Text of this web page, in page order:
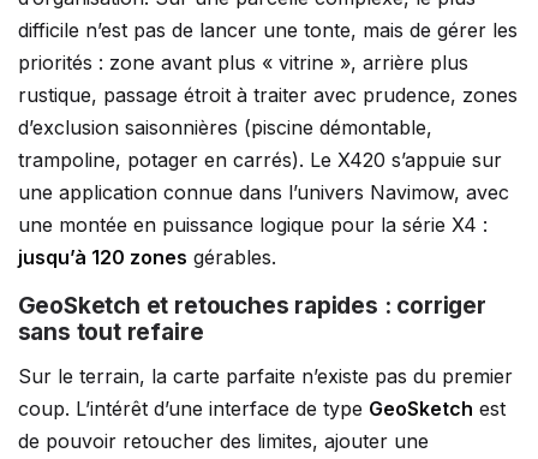
difficile n’est pas de lancer une tonte, mais de gérer les
priorités : zone avant plus « vitrine », arrière plus
rustique, passage étroit à traiter avec prudence, zones
d’exclusion saisonnières (piscine démontable,
trampoline, potager en carrés). Le X420 s’appuie sur
une application connue dans l’univers Navimow, avec
une montée en puissance logique pour la série X4 :
jusqu’à 120 zones gérables.
GeoSketch et retouches rapides : corriger
sans tout refaire
Sur le terrain, la carte parfaite n’existe pas du premier
coup. L’intérêt d’une interface de type GeoSketch est
de pouvoir retoucher des limites, ajouter une